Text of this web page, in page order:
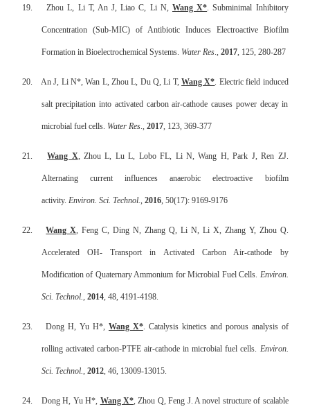
19.Zhou L, Li T, An J, Liao C, Li N, Wang X*. Subminimal Inhibitory
Concentration (Sub-MIC) of Antibiotic Induces Electroactive Biofilm
Formation in Bioelectrochemical Systems. Water Res., 2017, 125, 280-287
20. An J, Li N*, Wan L, Zhou L, Du Q, Li T,Wang X*. Electric field induced
salt precipitation into activated carbon air-cathode causes power decay in
microbial fuel cells. Water Res., 2017, 123, 369-377
21.Wang X, Zhou L, Lu L, Lobo FL, Li N, Wang H, Park J, Ren ZJ.
Alternating current influences anaerobic electroactive biofilm
activity. Environ. Sci. Technol., 2016, 50(17): 9169-9176
22.Wang X, Feng C, Ding N, Zhang Q, Li N, Li X, Zhang Y, Zhou Q.
Accelerated OH- Transport in Activated Carbon Air-cathode by
Modification of Quaternary Ammonium for Microbial Fuel Cells. Environ.
Sci. Technol., 2014, 48, 4191-4198.
23.Dong H, Yu H*, Wang X*. Catalysis kinetics and porous analysis of
rolling activated carbon-PTFE air-cathode in microbial fuel cells. Environ.
Sci. Technol., 2012, 46, 13009-13015.
24.Dong H, Yu H*, Wang X*, Zhou Q, Feng J. A novel structure of scalable